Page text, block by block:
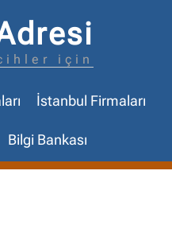
için
İstanbul Firmaları
Bilgi Bankası